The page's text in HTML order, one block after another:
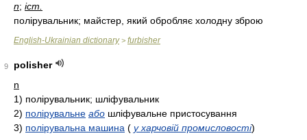
n; іст.
полірувальник; майстер, який обробляє холодну зброю
English-Ukrainian dictionary> furbisher
9
polisher
n
1) полірувальник; шліфувальник
2) полірувальне або шліфувальне пристосування
3) полірувальна машина ( у харчовій промисловості)